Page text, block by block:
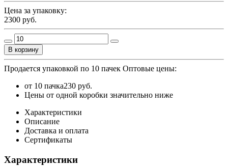
Цена за упаковку:
2300 руб.
В корзину
Продается упаковкой по 10 пачек Оптовые цены:
от 10 пачка230 руб.
Цены от одной коробки значительно ниже
Характеристики
Описание
Доставка и оплата
Сертификаты
Характеристики